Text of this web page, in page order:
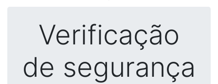
Verificação
de segurança